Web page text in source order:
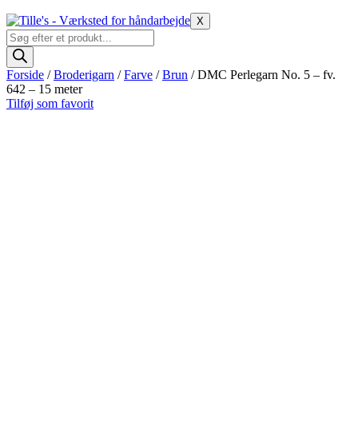
X
Products
search
Forside /Broderigarn /Farve /Brun / DMC Perlegarn No. 5 – fv.
642 – 15 meter
Tilføj som favorit